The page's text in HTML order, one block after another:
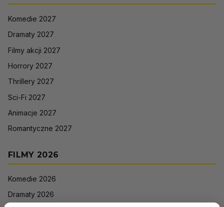
Komedie 2027
Dramaty 2027
Filmy akcji 2027
Horrory 2027
Thrillery 2027
Sci-Fi 2027
Animacje 2027
Romantyczne 2027
FILMY 2026
Komedie 2026
Dramaty 2026